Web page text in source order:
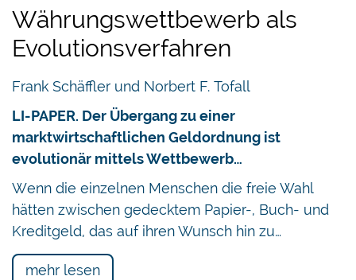
Währungswettbewerb als
Evolutionsverfahren
Frank Schäffler und Norbert F. Tofall
LI-PAPER. Der Übergang zu einer
marktwirtschaftlichen Geldordnung ist
evolutionär mittels Wettbewerb…
Wenn die einzelnen Menschen die freie Wahl
hätten zwischen gedecktem Papier-, Buch- und
Kreditgeld, das auf ihren Wunsch hin zu…
mehr lesen